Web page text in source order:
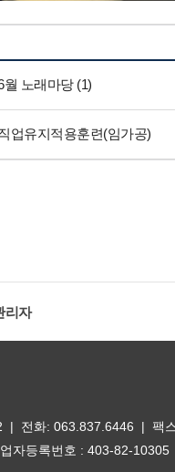
월 노래마당 (1)
업유지적용훈련(임가공)
리자
| 전화: 063.837.6446 | 팩
자등록번호 : 403-82-10305